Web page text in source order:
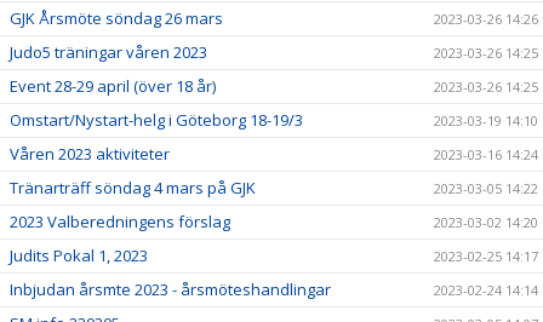
GJK Årsmöte söndag 26 mars 2023-03-26 14:26
Judo5 träningar våren 2023 2023-03-26 14:25
Event 28-29 april (över 18 år) 2023-03-26 14:25
Omstart/Nystart-helg i Göteborg 18-19/3 2023-03-19 14:10
Våren 2023 aktiviteter 2023-03-16 14:24
Tränarträff söndag 4 mars på GJK 2023-03-05 14:22
2023 Valberedningens förslag 2023-03-02 14:20
Judits Pokal 1, 2023 2023-02-25 14:17
Inbjudan årsmte 2023 - årsmöteshandlingar 2023-02-24 14:14